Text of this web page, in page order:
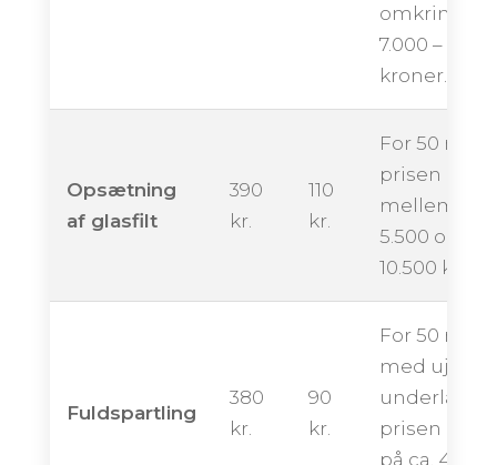
omkring
7.000 –
kroner.
Opsætning
af glasfilt
390
kr.
110
kr.
For 50 m²
prisen ende
mellem ca.
5.500 og
10.500
Fuldspartling
380
kr.
90
kr.
For 50 m²
med
underlag
prisen ligge
på ca. 4.500